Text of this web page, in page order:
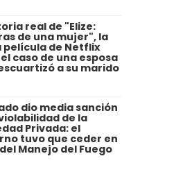
real de "Elize:
de una mujer", la
película de Netflix
caso de una esposa
a su marido
dio media sanción
de la
Privada: el
tuvo que ceder en
Manejo del Fuego